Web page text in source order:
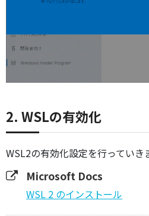
2. WSLの有効化
WSL2の有効化設定を行っていき
Microsoft Docs
WSL 2 のインストール